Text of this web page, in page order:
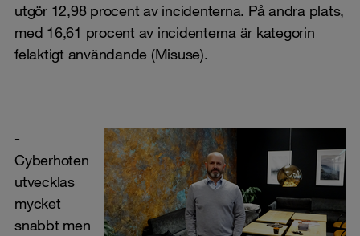
utgör 12,98 procent av incidenterna. På andra plats,
med 16,61 procent av incidenterna är kategorin
felaktigt användande (Misuse).
-
Cyberhoten
utvecklas
mycket
snabbt men